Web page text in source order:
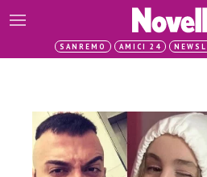
SANREMO AMICI 24